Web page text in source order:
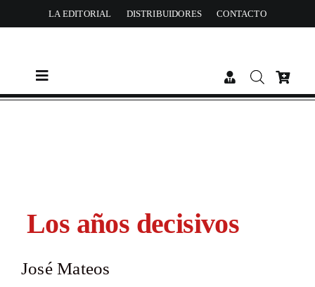
to
LA EDITORIAL DISTRIBUIDORES CONTACTO
Toggle
Navigation
Los años decisivos
José Mateos